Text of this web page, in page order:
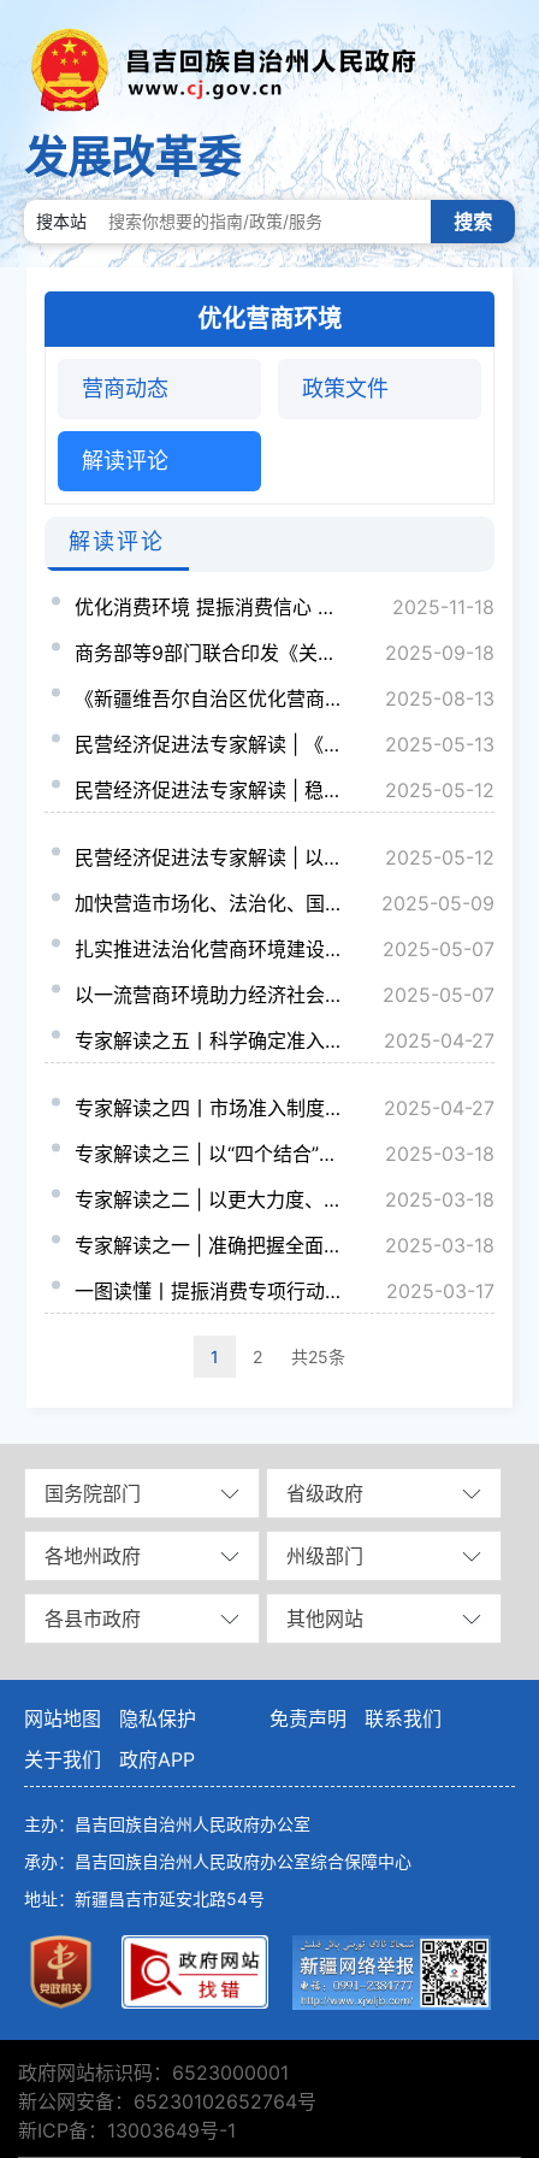
发展改革委
搜本站 搜索
优化营商环境
营商动态 政策文件
解读评论
解读评论
优化消费环境 提振消费信心 激发经济活力——五部门有关司局负责同志就《优化消费环境三年行动方案（2025...
2025-11-18
商务部等9部门联合印发《关于扩大服务消费的若干政策措施》
2025-09-18
《新疆维吾尔自治区优化营商环境条例》宣传解读
2025-08-13
民营经济促进法专家解读 | 《民营经济促进法》的立法突破与制度创新
2025-05-13
民营经济促进法专家解读 | 稳定良好预期 释放发展潜力 为民营经济的健康发展提供法律保障
2025-05-12
民营经济促进法专家解读 | 以法治护航民营经济高质量发展
2025-05-12
加快营造市场化、法治化、国际化一流营商环境——《中国营商环境发展报告（2025）》专家解读文章之三
2025-05-09
扎实推进法治化营商环境建设——《中国营商环境发展报告（2025）》专家解读文章之一
2025-05-07
以一流营商环境助力经济社会高质量发展——《中国营商环境发展报告（2025）》专家解读文章之二
2025-05-07
专家解读之五丨科学确定准入规则，明确“怎么进”“怎么管”
2025-04-27
专家解读之四丨市场准入制度改革让民营企业心态更稳底气更足
2025-04-27
专家解读之三 | 以“四个结合”培育壮大消费新场景新增长点
2025-03-18
专家解读之二 | 以更大力度、更加精准、更有温度的政策举措 助力消费向好活力涌动
2025-03-18
专家解读之一 | 准确把握全面提振消费的务实举措
2025-03-18
一图读懂丨提振消费专项行动方案
2025-03-17
1 2 共25条
国务院部门 省级政府
各地州政府 州级部门
各县市政府 其他网站
网站地图 隐私保护 免责声明
联系我们
关于我们
政府APP
主办：昌吉回族自治州人民政府办公室
承办：昌吉回族自治州人民政府办公室综合保障中心
地址：新疆昌吉市延安北路54号
政府网站标识码：6523000001
新公网安备：65230102652764号
新ICP备：13003649号-1